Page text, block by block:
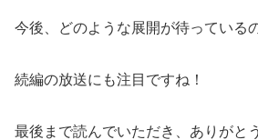
今後、どのような展開が待っている
続編の放送にも注目ですね！
最後まで読んでいただき、ありがと